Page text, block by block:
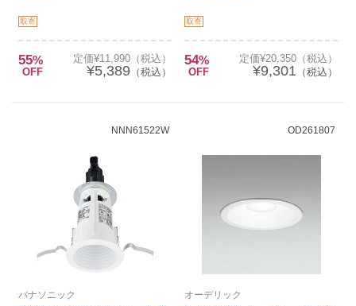
取寄
55%
OFF
定価¥11,990（税込）
¥5,389 （税込）
取寄
54%
OFF
定価¥20,350（税込）
¥9,301 （税込）
NNN61522W
パナソニック
OD261807
オーデリック